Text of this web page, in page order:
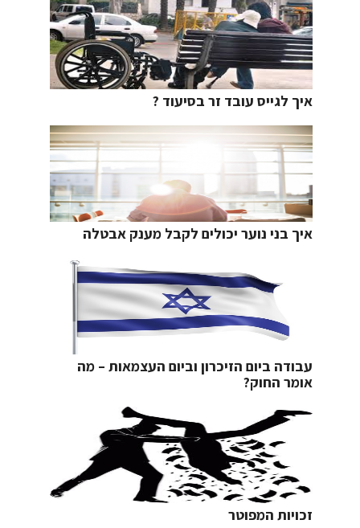
איך לגייס עובד זר בסיעוד ?
איך בני נוער יכולים לקבל מענק אבטלה
עבודה ביום הזיכרון וביום העצמאות – מה
אומר החוק?
זכויות המפוטר